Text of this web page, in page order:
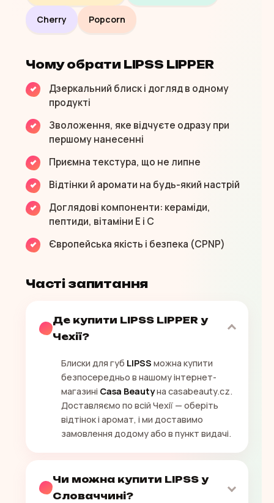
Cherry Popcorn
Чому обрати LIPSS LIPPER
Дзеркальний блиск і догляд в одному
продукті
Зволоження, яке відчуєте одразу при
першому нанесенні
Приємна текстура, що не липне
Відтінки й аромати на будь-який настрій
Доглядові компоненти: кераміди,
пептиди, вітаміни E і C
Європейська якість і безпека (CPNP)
Часті запитання
Де купити LIPSS LIPPER у
Чехії?
Блиски для губ LIPSS можна купити
безпосередньо в нашому інтернет-
магазині Casa Beautyна casabeauty.cz.
Доставляємо по всій Чехії — оберіть
відтінок і аромат, і ми доставимо
замовлення додому або в пункт видачі.
Чи можна купити LIPSS у
Словаччині?